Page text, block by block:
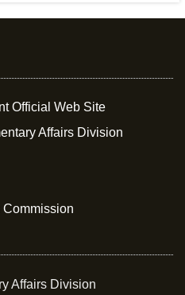
Official Web Site
Affairs Division
Affairs Division